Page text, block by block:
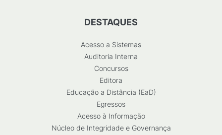
DESTAQUES
Acesso a Sistemas
Auditoria Interna
Concursos
Editora
Educação a Distância (EaD)
Egressos
Acesso à Informação
Núcleo de Integridade e Governança